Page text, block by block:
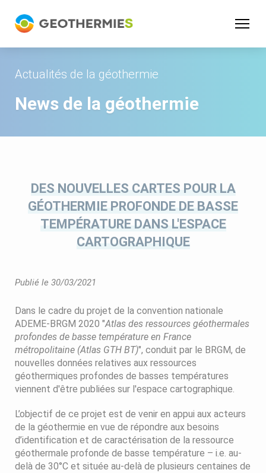
Actualités de la géothermie
News de la géothermie
DES NOUVELLES CARTES POUR LA
GÉOTHERMIE PROFONDE DE BASSE
TEMPÉRATURE DANS L'ESPACE
CARTOGRAPHIQUE
Publié le 30/03/2021
Dans le cadre du projet de la convention nationale
ADEME-BRGM 2020 "Atlas des ressources géothermales
profondes de basse température en France
métropolitaine (Atlas GTH BT)", conduit par le BRGM, de
nouvelles données relatives aux ressources
géothermiques profondes de basses températures
viennent d'être publiées sur l'espace cartographique.
L’objectif de ce projet est de venir en appui aux acteurs
de la géothermie en vue de répondre aux besoins
d’identification et de caractérisation de la ressource
géothermale profonde de basse température – i.e. au-
delà de 30°C et située au-delà de plusieurs centaines de